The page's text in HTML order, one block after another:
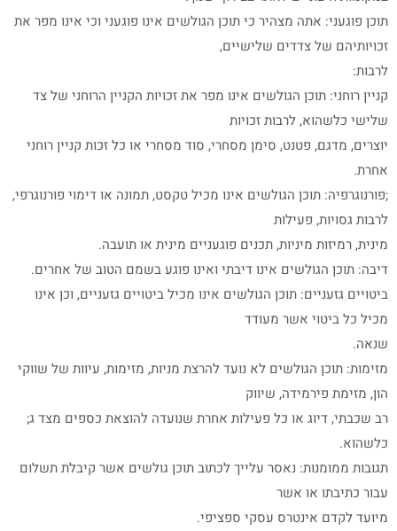
תוכן פוגעני: אתה מצהיר כי תוכן הגולשים אינו פוגעני וכי אינו מפר את
זכויותיהם של צדדים שלישיים,
לרבות:
קניין רוחני: תוכן הגולשים אינו מפר את זכויות הקניין הרוחני של צד
שלישי כלשהוא, לרבות זכויות
יוצרים, מדגם, פטנט, סימן מסחרי, סוד מסחרי או כל זכות קניין רוחני
אחרת.
;פורנוגרפיה: תוכן הגולשים אינו מכיל טקסט, תמונה או דימוי פורנוגרפי,
לרבות גסויות, פעילות
מינית, רמיזות מיניות, תכנים פוגעניים מינית או תועבה.
דיבה: תוכן הגולשים אינו דיבתי ואינו פוגע בשמם הטוב של אחרים.
ביטויים גזעניים: תוכן הגולשים אינו מכיל ביטויים גזעניים, וכן אינו
מכיל כל ביטוי אשר מעודד
שנאה.
מזימות: תוכן הגולשים לא נועד להרצת מניות, מזימות, עיוות של שווקי
הון, מזימת פירמידה, שיווק
רב שכבתי, דיוג או כל פעילות אחרת שנועדה להוצאת כספים מצד ג;
כלשהוא.
תגובות ממומנות: נאסר עלייך לכתוב תוכן גולשים אשר קיבלת תשלום
עבור כתיבתו או אשר
מיועד לקדם אינטרס עסקי ספציפי.